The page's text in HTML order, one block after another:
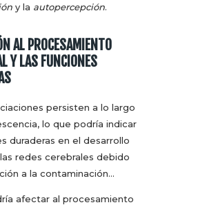
y la autopercepción.
AL PROCESAMIENTO
Y LAS FUNCIONES
persisten a lo largo
lo que podría indicar
duraderas en el desarrollo
redes cerebrales debido
a la contaminación…
afectar al procesamiento